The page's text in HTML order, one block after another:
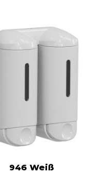
946 Weiß